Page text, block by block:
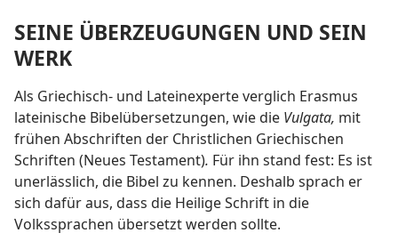
SEINE ÜBERZEUGUNGEN UND SEIN
WERK
Als Griechisch- und Lateinexperte verglich Erasmus
lateinische Bibelübersetzungen, wie die Vulgata, mit
frühen Abschriften der Christlichen Griechischen
Schriften (Neues Testament). Für ihn stand fest: Es ist
unerlässlich, die Bibel zu kennen. Deshalb sprach er
sich dafür aus, dass die Heilige Schrift in die
Volkssprachen übersetzt werden sollte.